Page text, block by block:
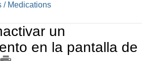
/ Medications
un
en la pantalla de